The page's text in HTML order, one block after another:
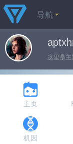
导航
这里是主
主页
机因